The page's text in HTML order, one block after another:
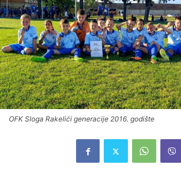
OFK Sloga Rakelići generacije 2016. godište